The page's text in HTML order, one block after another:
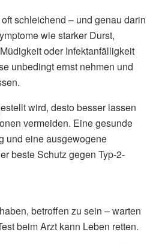
schleichend – und genau darin
wie starker Durst,
oder Infektanfälligkeit
unbedingt ernst nehmen und
wird, desto besser lassen
vermeiden. Eine gesunde
und eine ausgewogene
beste Schutz gegen Typ-2-
betroffen zu sein – warten
beim Arzt kann Leben retten.